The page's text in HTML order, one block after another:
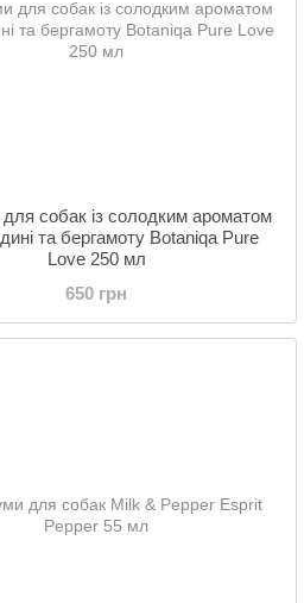
собак із солодким ароматом
та бергамоту Botaniqa Pure
Love 250 мл
650 грн